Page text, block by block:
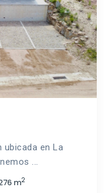
ubicada en La
...
m2